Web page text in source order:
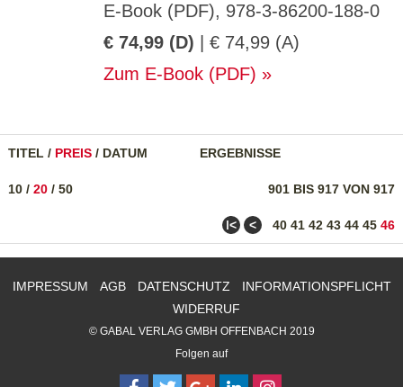
E-Book (PDF), 978-3-86200-188-0
€ 74,99 (D) | € 74,99 (A)
Zum E-Book (PDF)
TITEL / PREIS / DATUM ERGEBNISSE
901 BIS 917 VON 917
10 / 20 / 50
ǀ< < 40 41 42 43 44 45 46
IMPRESSUM AGB DATENSCHUTZ
INFORMATIONSPFLICHT
WIDERRUF
© GABAL VERLAG GMBH OFFENBACH 2019
Folgen auf